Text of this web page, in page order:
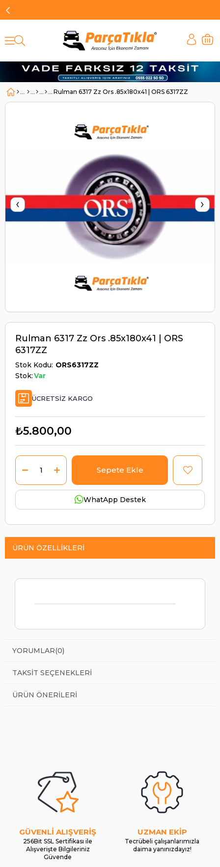
Rulman 6317 Zz Ors .85x180x41 | ORS 6317ZZ
‹ ›
Rulman 6317 Zz Ors .85x180x41 | ORS
6317ZZ
Stok Kodu ORS6317ZZ
Stok:Var
ÜCRETSIZ KARGO
₺5.800,00
WhatApp Destek
ÜRÜN ÖZELLIKLERI
YORUMLAR(0)
TAKSIT SEÇENEKLERI
ÜRÜN ÖNERILERI
GÜVENLİ ALIŞVERİŞ
256Bit SSL Sertifikası ile
Alışverişte Bilgileriniz
Güvende
UZMAN EKİP
Tecrübeli çalışanlarımızla
daima yanınızdayız!